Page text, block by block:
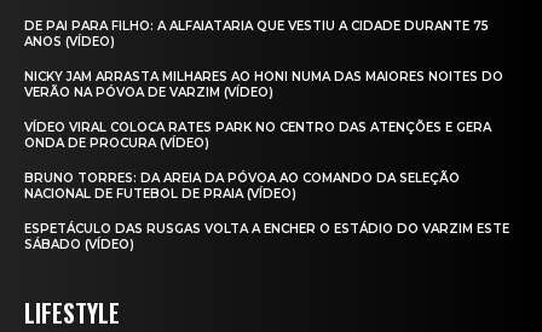
DE PAI PARA FILHO: A ALFAIATARIA QUE VESTIU A CIDADE DURANTE 75
ANOS (VÍDEO)
NICKY JAM ARRASTA MILHARES AO HONI NUMA DAS MAIORES NOITES DO
VERÃO NA PÓVOA DE VARZIM (VÍDEO)
VÍDEO VIRAL COLOCA RATES PARK NO CENTRO DAS ATENÇÕES E GERA
ONDA DE PROCURA (VÍDEO)
BRUNO TORRES: DA AREIA DA PÓVOA AO COMANDO DA SELEÇÃO
NACIONAL DE FUTEBOL DE PRAIA (VÍDEO)
ESPETÁCULO DAS RUSGAS VOLTA A ENCHER O ESTÁDIO DO VARZIM ESTE
SÁBADO (VÍDEO)
LIFESTYLE